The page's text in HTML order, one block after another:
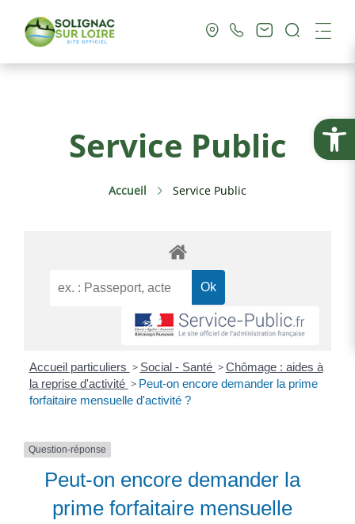
Ouvrir
Vie Pratique
Culture & Loisirs
Service Public
Service Public
Accueil Service Public
Accueil particuliers > Social - Santé > Chômage : aides à
la reprise d'activité > Peut-on encore demander la prime
forfaitaire mensuelle d'activité ?
Question-réponse
Peut-on encore demander la
prime forfaitaire mensuelle